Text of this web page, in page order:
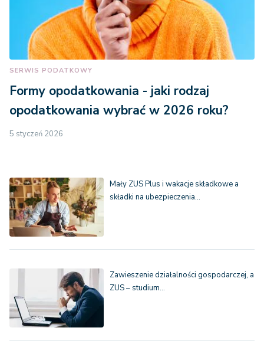
SERWIS PODATKOWY
Formy opodatkowania - jaki rodzaj
opodatkowania wybrać w 2026 roku?
5 styczeń 2026
Mały ZUS Plus i wakacje składkowe a
składki na ubezpieczenia…
Zawieszenie działalności gospodarczej, a
ZUS – studium…